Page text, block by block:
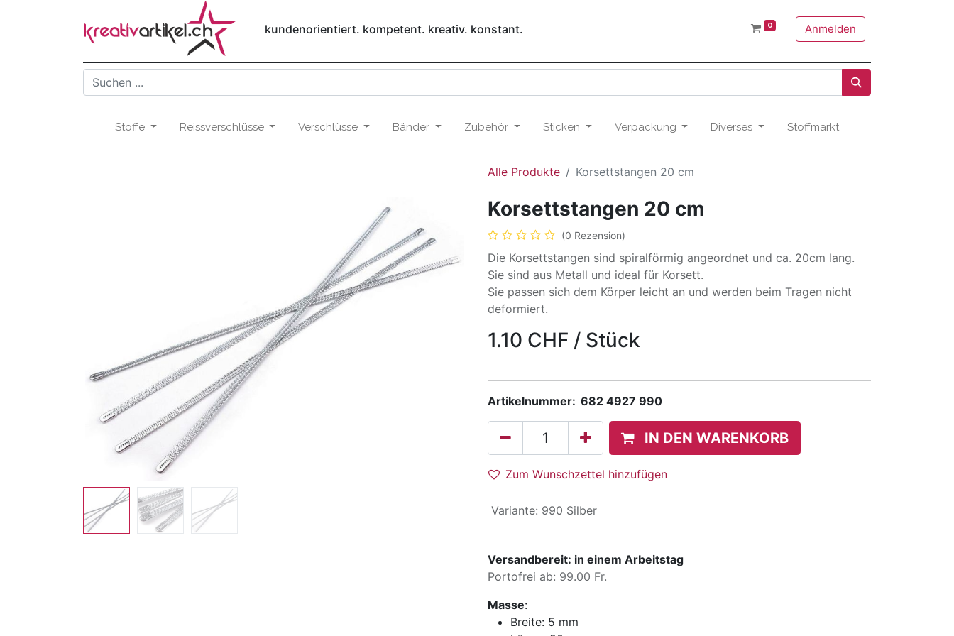
kundenorientiert. kompetent. kreativ. konstant. 0 Anmelden
Stoffe Reissverschlüsse Verschlüsse Bänder Zubehör Sticken Verpackung Diverses Stoffmarkt
Alle Produkte Korsettstangen 20 cm
Korsettstangen 20 cm
(0 Rezension)
Die Korsettstangen sind spiralförmig angeordnet und ca. 20cm lang.
Sie sind aus Metall und ideal für Korsett.
Sie passen sich dem Körper leicht an und werden beim Tragen nicht
deformiert.
1.10 CHF / Stück
Artikelnummer: 682 4927 990
IN DEN WARENKORB
Zum Wunschzettel hinzufügen
Variante: 990 Silber
Versandbereit: in einem Arbeitstag
Portofrei ab: 99.00 Fr.
Masse:
Breite: 5 mm